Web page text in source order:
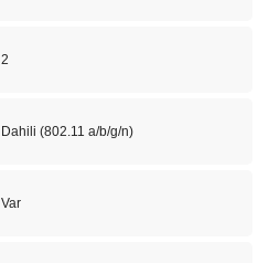
2
Dahili (802.11 a/b/g/n)
Var